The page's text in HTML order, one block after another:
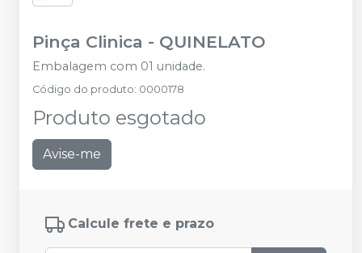
Pinça Clinica - QUINELATO
Embalagem com 01 unidade.
Código do produto: 0000178
Produto esgotado
Avise-me
Calcule frete e prazo